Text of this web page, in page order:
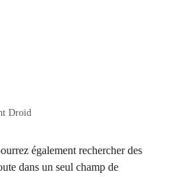
Droid
également rechercher des
dans un seul champ de